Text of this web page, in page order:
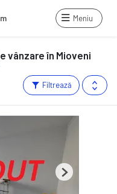
Meniu
vânzare în Mioveni
Filtrează
Next